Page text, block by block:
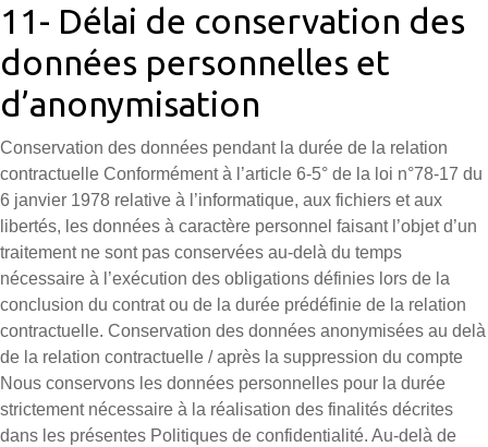
11- Délai de conservation des
données personnelles et
d’anonymisation
Conservation des données pendant la durée de la relation
contractuelle Conformément à l’article 6-5° de la loi n°78-17 du
6 janvier 1978 relative à l’informatique, aux fichiers et aux
libertés, les données à caractère personnel faisant l’objet d’un
traitement ne sont pas conservées au-delà du temps
nécessaire à l’exécution des obligations définies lors de la
conclusion du contrat ou de la durée prédéfinie de la relation
contractuelle. Conservation des données anonymisées au delà
de la relation contractuelle / après la suppression du compte
Nous conservons les données personnelles pour la durée
strictement nécessaire à la réalisation des finalités décrites
dans les présentes Politiques de confidentialité. Au-delà de